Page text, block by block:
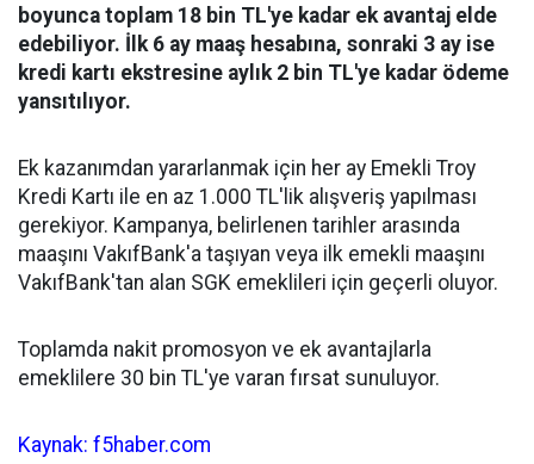
boyunca toplam 18 bin TL'ye kadar ek avantaj elde
edebiliyor. İlk 6 ay maaş hesabına, sonraki 3 ay ise
kredi kartı ekstresine aylık 2 bin TL'ye kadar ödeme
yansıtılıyor.
Ek kazanımdan yararlanmak için her ay Emekli Troy
Kredi Kartı ile en az 1.000 TL'lik alışveriş yapılması
gerekiyor. Kampanya, belirlenen tarihler arasında
maaşını VakıfBank'a taşıyan veya ilk emekli maaşını
VakıfBank'tan alan SGK emeklileri için geçerli oluyor.
Toplamda nakit promosyon ve ek avantajlarla
emeklilere 30 bin TL'ye varan fırsat sunuluyor.
Kaynak: f5haber.com